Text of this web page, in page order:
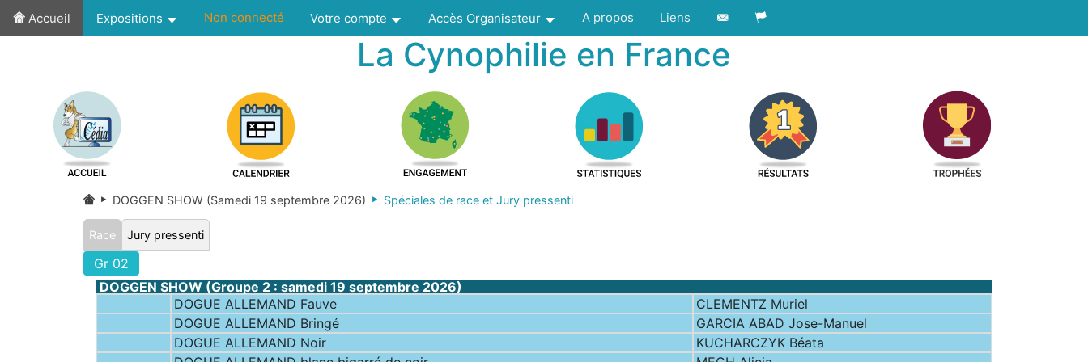
Accueil Expositions Non connecté Votre compte Accès Organisateur A propos Liens
La Cynophilie en France
DOGGEN SHOW (Samedi 19 septembre 2026) Spéciales de race et Jury pressenti
Race Jury pressenti
Gr 02
DOGGEN SHOW (Groupe 2 : samedi 19 septembre 2026)
DOGUE ALLEMAND Fauve
CLEMENTZ Muriel
DOGUE ALLEMAND Bringé
GARCIA ABAD Jose-Manuel
DOGUE ALLEMAND Noir
KUCHARCZYK Béata